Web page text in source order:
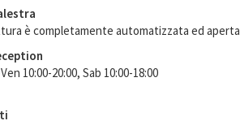
è completamente automatizzata ed aperta
10:00-20:00, Sab 10:00-18:00